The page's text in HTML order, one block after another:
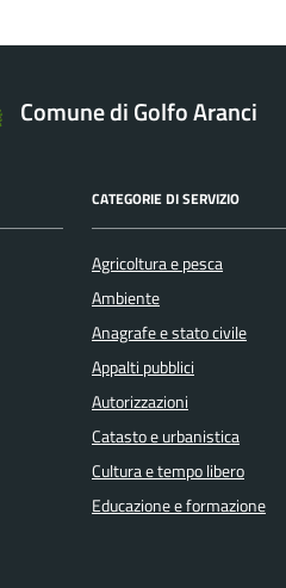
Comune di Golfo Aranci
CATEGORIE DI SERVIZIO
Agricoltura e pesca
Ambiente
Anagrafe e stato civile
Appalti pubblici
Autorizzazioni
Catasto e urbanistica
Cultura e tempo libero
Educazione e formazione